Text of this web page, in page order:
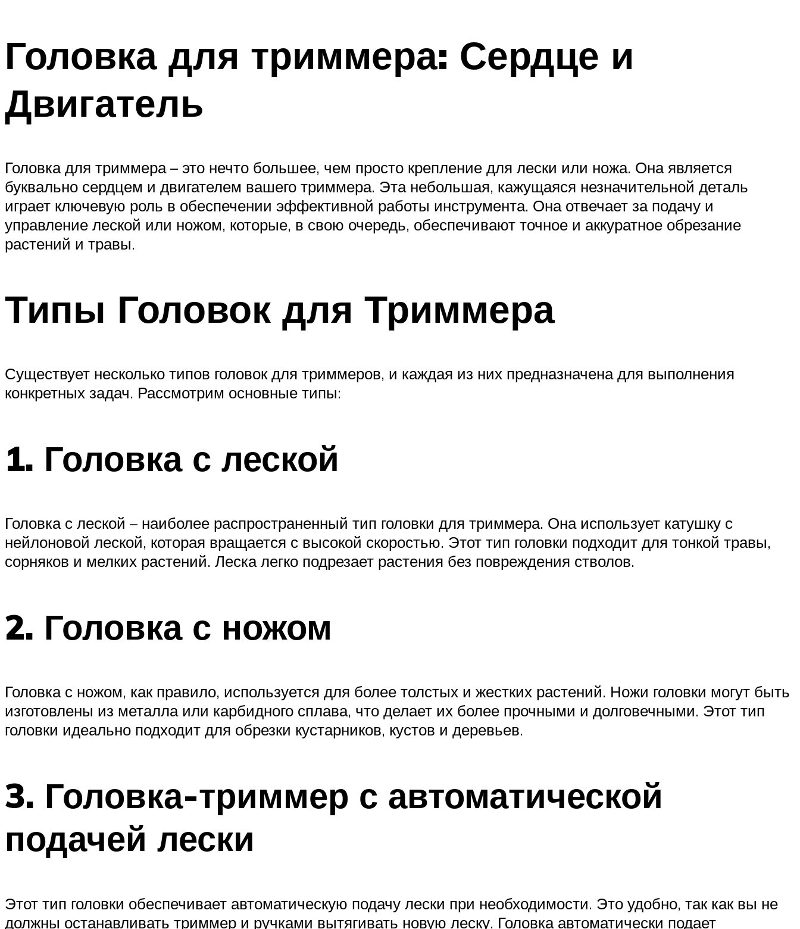
Головка для триммера: Сердце и
Двигатель
Головка для триммера – это нечто большее, чем просто крепление для лески или ножа. Она является
буквально сердцем и двигателем вашего триммера. Эта небольшая, кажущаяся незначительной деталь
играет ключевую роль в обеспечении эффективной работы инструмента. Она отвечает за подачу и
управление леской или ножом, которые, в свою очередь, обеспечивают точное и аккуратное обрезание
растений и травы.
Типы Головок для Триммера
Существует несколько типов головок для триммеров, и каждая из них предназначена для выполнения
конкретных задач. Рассмотрим основные типы:
1. Головка с леской
Головка с леской – наиболее распространенный тип головки для триммера. Она использует катушку с
нейлоновой леской, которая вращается с высокой скоростью. Этот тип головки подходит для тонкой травы,
сорняков и мелких растений. Леска легко подрезает растения без повреждения стволов.
2. Головка с ножом
Головка с ножом, как правило, используется для более толстых и жестких растений. Ножи головки могут быть
изготовлены из металла или карбидного сплава, что делает их более прочными и долговечными. Этот тип
головки идеально подходит для обрезки кустарников, кустов и деревьев.
3. Головка-триммер с автоматической
подачей лески
Этот тип головки обеспечивает автоматическую подачу лески при необходимости. Это удобно, так как вы не
должны останавливать триммер и ручками вытягивать новую леску. Головка автоматически подает